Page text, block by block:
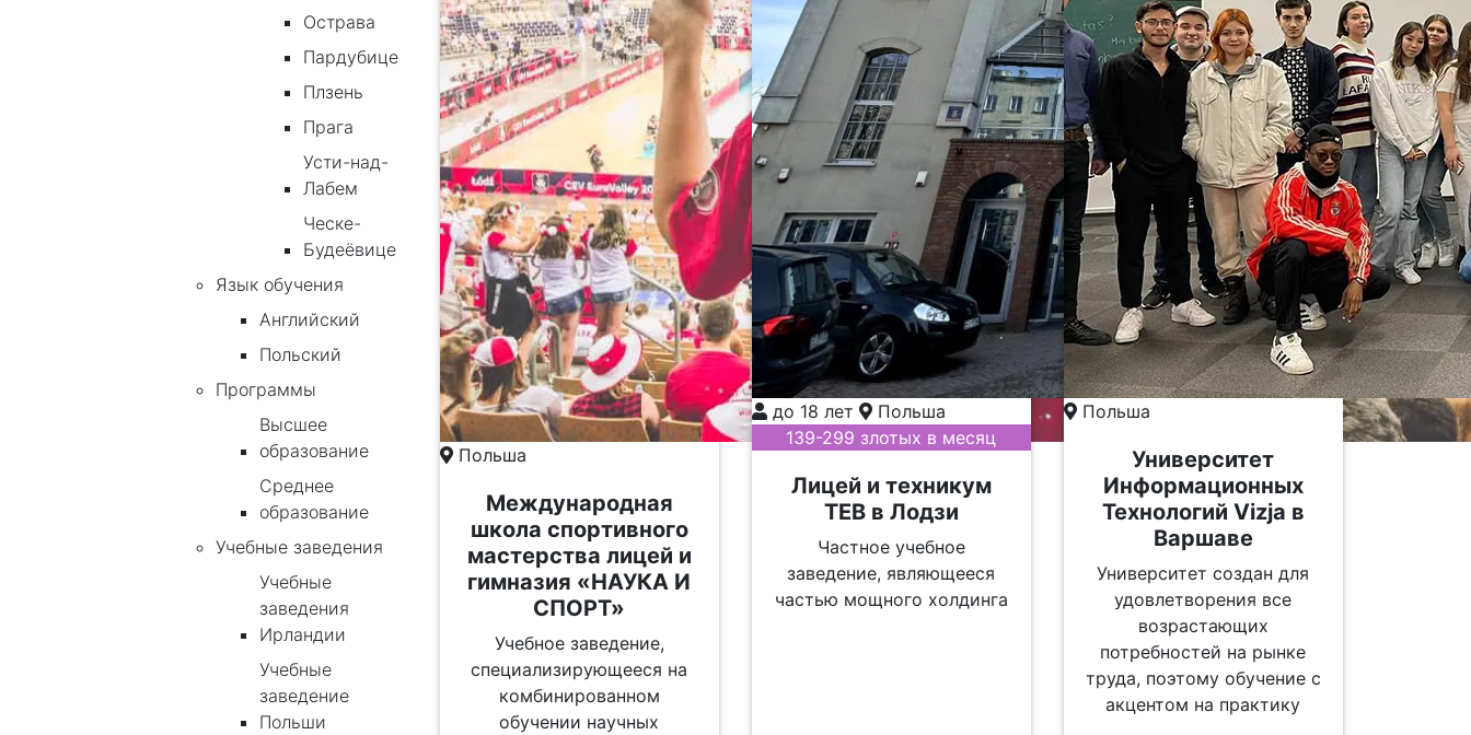
Острава
Пардубице
Плзень
Прага
Усти-над-
Лабем
Ческе-
Будеёвице
Язык обучения
Английский
Польский
Программы
Высшее
образование
Среднее
образование
Учебные заведения
Учебные
заведения
Ирландии
Учебные
заведение
Польши
Польша
Международная
школа спортивного
мастерства лицей и
гимназия «НАУКА И
СПОРТ»
Учебное заведение,
специализирующееся на
комбинированном
обучении научных
до 18 лет
Польша
139-299 злотых в месяц
Лицей и техникум
TEB в Лодзи
Частное учебное
заведение, являющееся
частью мощного холдинга
Польша
Университет
Информационных
Технологий Vizja в
Варшаве
Университет создан для
удовлетворения все
возрастающих
потребностей на рынке
труда, поэтому обучение с
акцентом на практику